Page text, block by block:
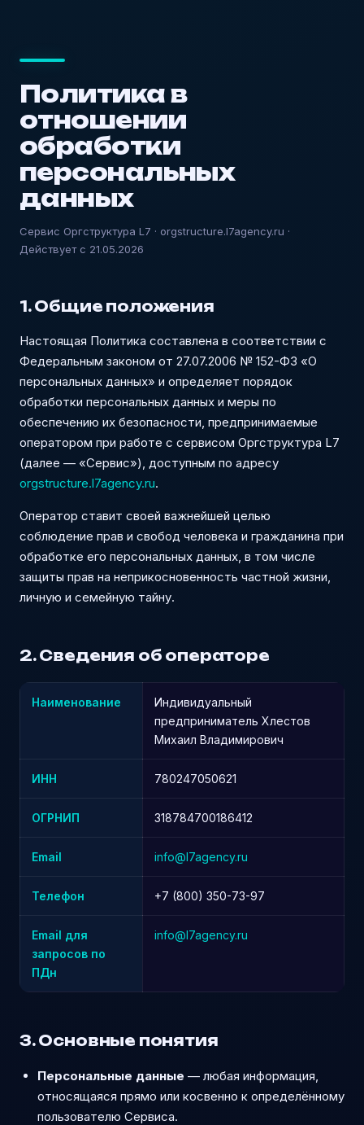
Политика в
отношении
обработки
персональных
данных
Сервис Оргструктура L7 · orgstructure.l7agency.ru ·
Действует с 21.05.2026
1. Общие положения
Настоящая Политика составлена в соответствии с
Федеральным законом от 27.07.2006 № 152-ФЗ «О
персональных данных» и определяет порядок
обработки персональных данных и меры по
обеспечению их безопасности, предпринимаемые
оператором при работе с сервисом Оргструктура L7
(далее — «Сервис»), доступным по адресу
orgstructure.l7agency.ru.
Оператор ставит своей важнейшей целью
соблюдение прав и свобод человека и гражданина при
обработке его персональных данных, в том числе
защиты прав на неприкосновенность частной жизни,
личную и семейную тайну.
2. Сведения об операторе
Наименование
Индивидуальный
предприниматель Хлестов
Михаил Владимирович
ИНН 780247050621
ОГРНИП 318784700186412
Email info@l7agency.ru
Телефон +7 (800) 350-73-97
Email для
запросов по
ПДн
info@l7agency.ru
3. Основные понятия
Персональные данные — любая информация,
относящаяся прямо или косвенно к определённому
пользователю Сервиса.